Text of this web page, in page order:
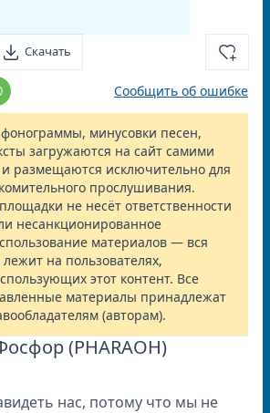
Скачать
Сообщить об ошибке
минусовки песен,
загружаются на сайт самими
и размещаются исключительно для
прослушивания.
не несёт ответственности
несанкционированное
материалов — вся
лежит на пользователях,
этот контент. Все
материалы принадлежат
(авторам).
(PHARAOH)
нас, потому что мы не